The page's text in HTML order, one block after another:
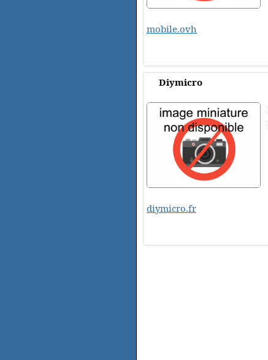
mobile.ovh
Diymicro
diymicro.fr